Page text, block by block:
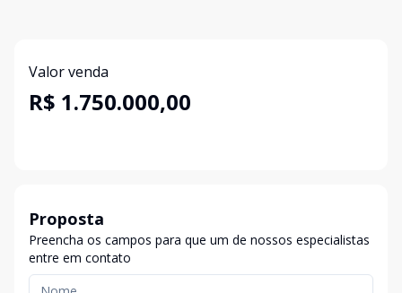
Valor venda
R$ 1.750.000,00
Proposta
Preencha os campos para que um de nossos especialistas
entre em contato